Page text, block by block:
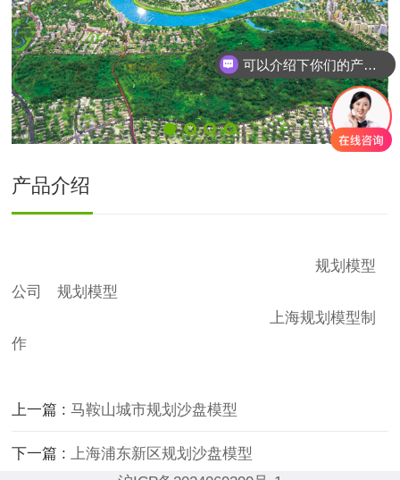
产品介绍
司为客户精心制作，定制沙盘模型，了解更多规划模型
公司
，规划模型
细细节，可与模型制作公司来电洽谈。上海规划模型制
作
上一篇 :马鞍山城市规划沙盘模型
下一篇 :上海浦东新区规划沙盘模型
可以介绍下你们的产品么